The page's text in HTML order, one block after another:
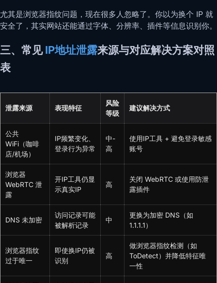
尤其是浏览器指纹问题，现在很多人忽略了。你以为换个 IP 就
安全了，其实网站还能通过字体、分辨率、插件等信息识别你。
三、常见IP地址泄露来源与对应解决方案对照
表
泄露来源 表现特征
风险
等级
建议解决方式
公共
WiFi（咖啡
店/机场）
IP频繁变化、
登录行为异常
中-
高
使用IP工具 + 避免登录敏感
账号
浏览器
WebRTC 泄
露
开IP工具仍显
示真实IP
高
关闭 WebRTC 或使用防泄
露插件
DNS 未加密
访问记录可能
被解析记录
中
更换为加密 DNS（如
1.1.1.1）
浏览器指纹
过于唯一
即使换IP仍被
识别
高
做浏览器指纹检测（如
ToDetect）并降低特征唯
一性